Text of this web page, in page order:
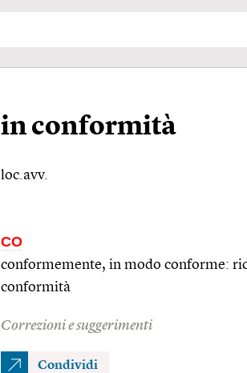
in conformità
loc.avv.
CO
conformemente, in modo conforme:
conformità
Correzioni e suggerimenti
Condividi